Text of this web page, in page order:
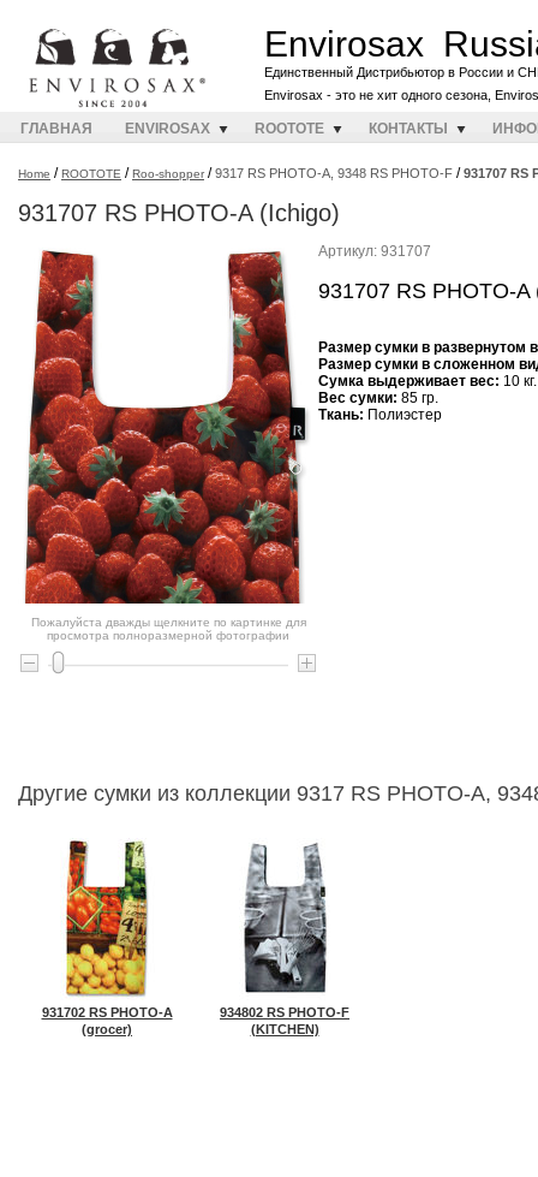
Envirosax
Единственный Дистрибьютор в России и
Envirosax - это не хит одного сезона,
ГЛАВНАЯ ENVIROSAX ROOTOTE КОНТАКТЫ
Home /ROOTOTE /Roo-shopper/9317 RS PHOTO-A, 9348 RS PHOTO-F /931707 RS
931707 RS PHOTO-A (Ichigo)
Пожалуйста дважды щелкните по картинке для
просмотра полноразмерной фотографии
Артикул: 931707
931707 RS PHOTO-A
Размер сумки в развернутом
Размер сумки в сложенном
Cумка выдерживает вес: 10 кг.
Вес сумки: 85 гр.
Ткань: Полиэстер
Другие сумки из коллекции 9317 RS PHOTO-A,
931702 RS PHOTO-A
(grocer)
934802 RS PHOTO-F
(KITCHEN)